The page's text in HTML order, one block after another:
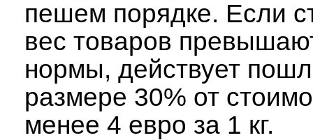
пешем порядке. Если
вес товаров
нормы, действует
размере 30% от
менее 4 евро за 1 кг.